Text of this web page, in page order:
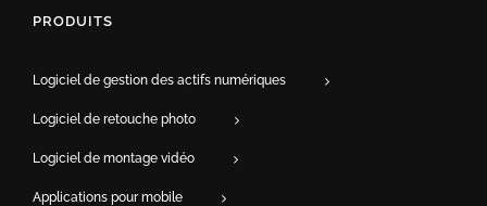
PRODUITS
Logiciel de gestion des actifs numériques
Logiciel de retouche photo
Logiciel de montage vidéo
Applications pour mobile